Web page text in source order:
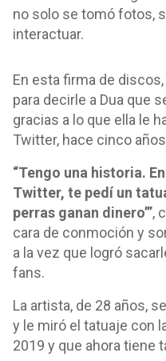
no solo se tomó fotos,
interactuar.
En esta firma de
para decirle a Dua que
gracias a lo que ella le
Twitter, hace cinco
“Tengo una historia.
Twitter, te pedí un
perras ganan dinero’”,
cara de conmoción y
a la vez que logró
fans.
La artista, de 28 años,
y le miró el tatuaje con
2019 y que ahora tiene